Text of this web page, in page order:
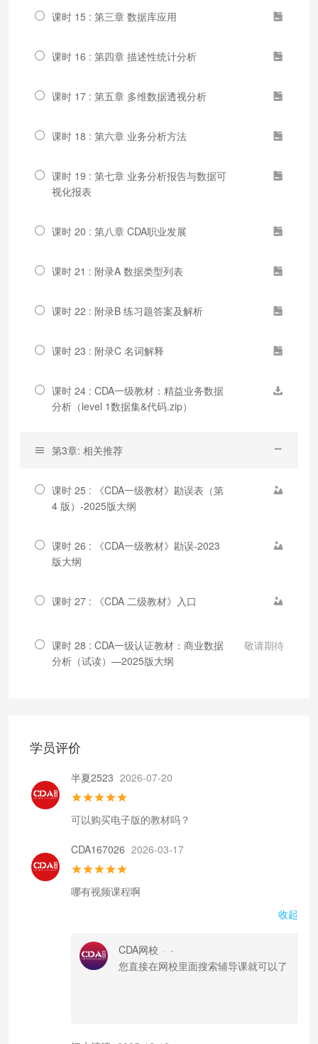
课时 15 : 第三章 数据库应用
课时 16 : 第四章 描述性统计分析
课时 17 : 第五章 多维数据透视分析
课时 18 : 第六章 业务分析方法
课时 19 : 第七章 业务分析报告与数据可
视化报表
课时 20 : 第八章 CDA职业发展
课时 21 : 附录A 数据类型列表
课时 22 : 附录B 练习题答案及解析
课时 23 : 附录C 名词解释
课时 24 : CDA一级教材：精益业务数据
分析（level 1数据集&代码.zip）
第3章: 相关推荐
课时 25 : 《CDA一级教材》勘误表（第
4 版）-2025版大纲
课时 26 : 《CDA一级教材》勘误-2023
版大纲
课时 27 : 《CDA 二级教材》入口
课时 28 : CDA一级认证教材：商业数据
分析（试读）—2025版大纲
敬请期待
学员评价
半夏2523 2026-07-20
可以购买电子版的教材吗？
CDA167026 2026-03-17
哪有视频课程啊
收起
CDA网校 • -
您直接在网校里面搜索辅导课就可以了